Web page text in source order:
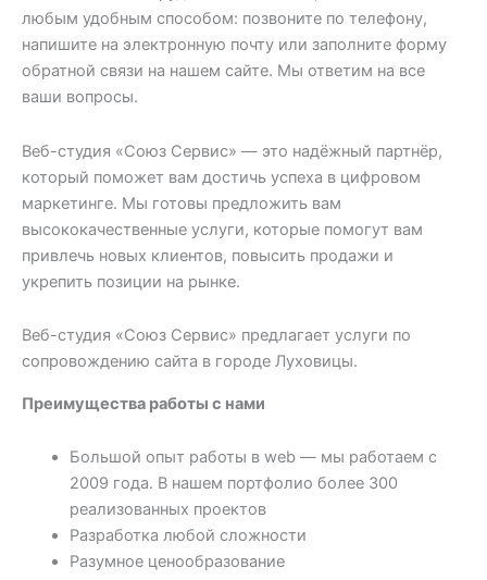
любым удобным способом: позвоните по телефону,
напишите на электронную почту или заполните форму
обратной связи на нашем сайте. Мы ответим на все
ваши вопросы.
Веб-студия «Союз Сервис» — это надёжный партнёр,
который поможет вам достичь успеха в цифровом
маркетинге. Мы готовы предложить вам
высококачественные услуги, которые помогут вам
привлечь новых клиентов, повысить продажи и
укрепить позиции на рынке.
Веб-студия «Союз Сервис» предлагает услуги по
сопровождению сайта в городе Луховицы.
Преимущества работы с нами
Большой опыт работы в web — мы работаем с
2009 года. В нашем портфолио более 300
реализованных проектов
Разработка любой сложности
Разумное ценообразование